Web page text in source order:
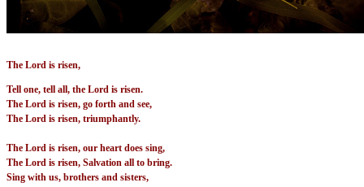
The Lord is risen,
Tell one, tell all, the Lord is risen.
The Lord is risen, go forth and see,
The Lord is risen, triumphantly.
The Lord is risen, our heart does sing,
The Lord is risen, Salvation all to bring.
Sing with us, brothers and sisters,